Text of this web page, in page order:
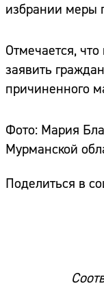
избрании меры
Отмечается,
заявить
причиненного
Фото: Мария
Мурманской
Поделиться в